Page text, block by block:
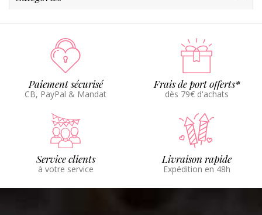
Paiement sécurisé
CB, PayPal & Mandat
Frais de port offerts*
dès 79€ d'achats
Service clients
à votre service
Livraison rapide
Expédition en 48h